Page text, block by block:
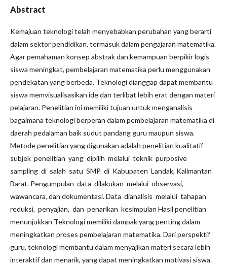
Abstract
Kemajuan teknologi telah menyebabkan perubahan yang berarti
dalam sektor pendidikan, termasuk dalam pengajaran matematika.
Agar pemahaman konsep abstrak dan kemampuan berpikir logis
siswa meningkat, pembelajaran matematika perlu menggunakan
pendekatan yang berbeda. Teknologi dianggap dapat membantu
siswa memvisualisasikan ide dan terlibat lebih erat dengan materi
pelajaran. Penelitian ini memiliki tujuan untuk menganalisis
bagaimana teknologi berperan dalam pembelajaran matematika di
daerah pedalaman baik sudut pandang guru maupun siswa.
Metode penelitian yang digunakan adalah penelitian kualitatif
subjek penelitian yang dipilih melalui teknik purposive
sampling di salah satu SMP di Kabupaten Landak, Kalimantan
Barat. Pengumpulan data dilakukan melalui observasi,
wawancara, dan dokumentasi. Data dianalisis melalui tahapan
reduksi, penyajian, dan penarikan kesimpulan Hasil penelitian
menunjukkan Teknologi memiliki dampak yang penting dalam
meningkatkan proses pembelajaran matematika. Dari perspektif
guru, teknologi membantu dalam menyajikan materi secara lebih
interaktif dan menarik, yang dapat meningkatkan motivasi siswa.